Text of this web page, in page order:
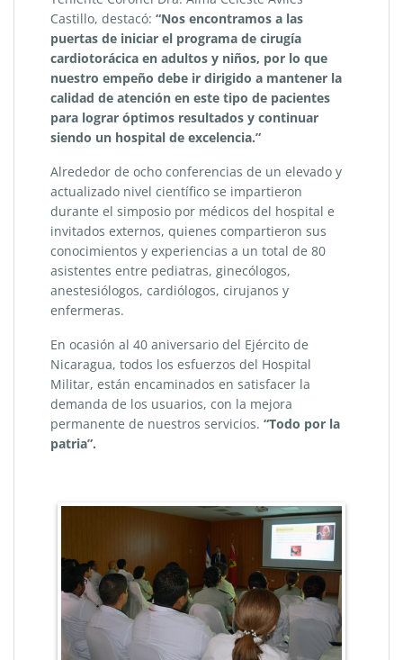
Castillo, destacó: “Nos encontramos a las
puertas de iniciar el programa de cirugía
cardiotorácica en adultos y niños, por lo que
nuestro empeño debe ir dirigido a mantener la
calidad de atención en este tipo de pacientes
para lograr óptimos resultados y continuar
siendo un hospital de excelencia.”
Alrededor de ocho conferencias de un elevado y
actualizado nivel científico se impartieron
durante el simposio por médicos del hospital e
invitados externos, quienes compartieron sus
conocimientos y experiencias a un total de 80
asistentes entre pediatras, ginecólogos,
anestesiólogos, cardiólogos, cirujanos y
enfermeras.
En ocasión al 40 aniversario del Ejército de
Nicaragua, todos los esfuerzos del Hospital
Militar, están encaminados en satisfacer la
demanda de los usuarios, con la mejora
permanente de nuestros servicios. “Todo por la
patria”.